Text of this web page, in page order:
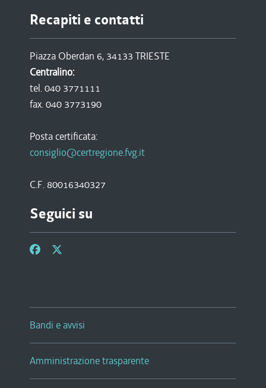
Recapiti e contatti
Piazza Oberdan 6, 34133 TRIESTE
Centralino:
tel. 040 3771111
fax. 040 3773190
Posta certificata:
consiglio@certregione.fvg.it
C.F. 80016340327
Seguici su
Bandi e avvisi
Amministrazione trasparente